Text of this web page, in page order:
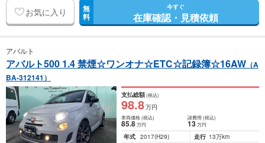
お気に入り 無
料
今すぐ
在庫確認・見積依頼
アバルト
アバルト500 1.4 禁煙☆ワンオナ☆ETC☆記録簿☆16AW （A
BA-312141）
支払総額(税込)
98.8万円
車両価格(税込)
85.8万円
諸費用 (税込)
13 万円
年式 2017(H29) 走行 13万km